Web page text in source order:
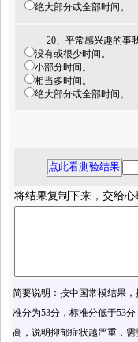
绝大部分或全部时间。
20、平常感兴趣的事
没有或很少时间。
小部分时间。
相当多时间。
绝大部分或全部时间。
将结果复制下来，交给
简要说明：按中国常模结果
准分为53分，标准分低于53
高，说明抑郁症状越严重，需